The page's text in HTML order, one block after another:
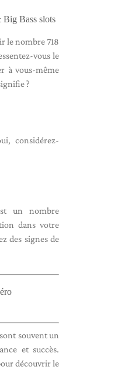
Bass slots
le nombre 718
vous le
à vous-même
?
considérez-
un nombre
dans votre
des signes de
souvent un
et succès.
découvrir le